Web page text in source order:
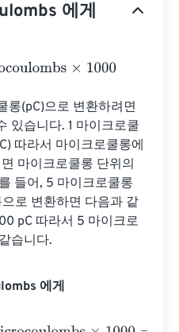
에게
×1000
롱(pC)으로 변환하려면
있습니다. 1 마이크로쿨
따라서 마이크로쿨롱에
마이크로쿨롱 단위의
들어, 5 마이크로쿨롱
로 변환하면 다음과 같
pC 따라서 5 마이크로
습니다.
에게